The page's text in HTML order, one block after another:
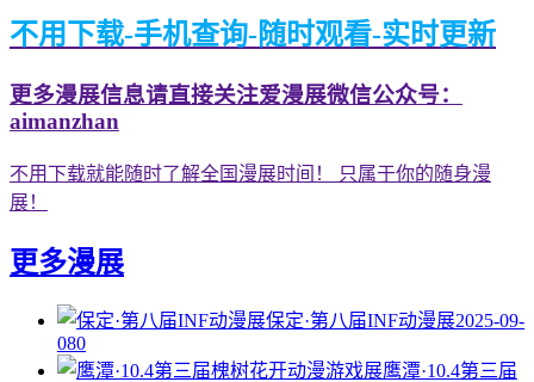
不用下载-手机查询-随时观看-实时更新
更多漫展信息请直接关注爱漫展微信公众号：
aimanzhan
不用下载就能随时了解全国漫展时间！ 只属于你的随身漫
展！
更多漫展
保定·第八届INF动漫展2025-09-
080
鹰潭·10.4第三届